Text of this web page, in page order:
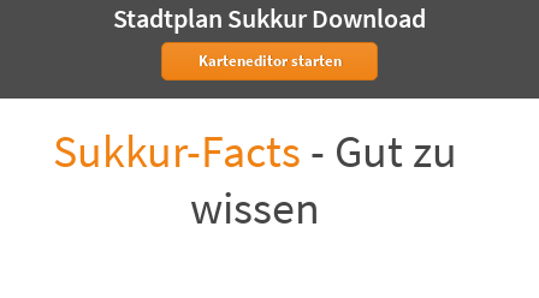
Stadtplan Sukkur Download
Karteneditor starten
Sukkur-Facts - Gut zu
wissen